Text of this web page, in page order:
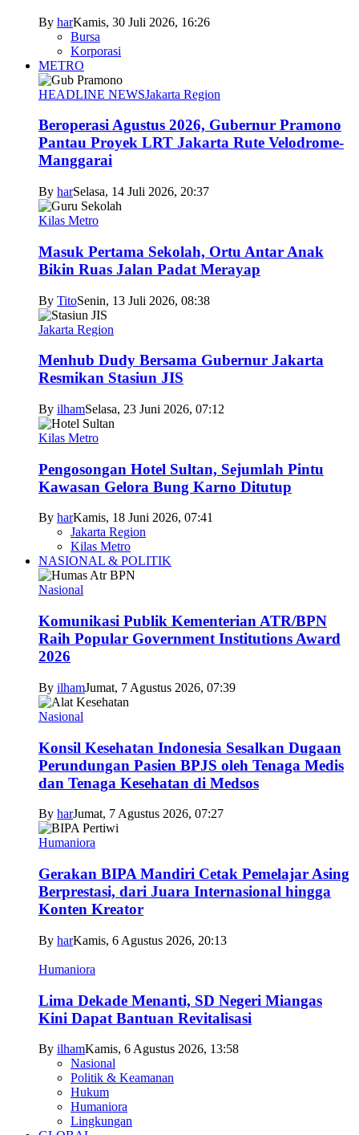
By harKamis, 30 Juli 2026, 16:26
Bursa
Korporasi
METRO
HEADLINE NEWSJakarta Region
Beroperasi Agustus 2026, Gubernur Pramono
Pantau Proyek LRT Jakarta Rute Velodrome-
Manggarai
By harSelasa, 14 Juli 2026, 20:37
Kilas Metro
Masuk Pertama Sekolah, Ortu Antar Anak
Bikin Ruas Jalan Padat Merayap
By TitoSenin, 13 Juli 2026, 08:38
Jakarta Region
Menhub Dudy Bersama Gubernur Jakarta
Resmikan Stasiun JIS
By ilhamSelasa, 23 Juni 2026, 07:12
Kilas Metro
Pengosongan Hotel Sultan, Sejumlah Pintu
Kawasan Gelora Bung Karno Ditutup
By harKamis, 18 Juni 2026, 07:41
Jakarta Region
Kilas Metro
NASIONAL & POLITIK
Nasional
Komunikasi Publik Kementerian ATR/BPN
Raih Popular Government Institutions Award
2026
By ilhamJumat, 7 Agustus 2026, 07:39
Nasional
Konsil Kesehatan Indonesia Sesalkan Dugaan
Perundungan Pasien BPJS oleh Tenaga Medis
dan Tenaga Kesehatan di Medsos
By harJumat, 7 Agustus 2026, 07:27
Humaniora
Gerakan BIPA Mandiri Cetak Pemelajar Asing
Berprestasi, dari Juara Internasional hingga
Konten Kreator
By harKamis, 6 Agustus 2026, 20:13
Humaniora
Lima Dekade Menanti, SD Negeri Miangas
Kini Dapat Bantuan Revitalisasi
By ilhamKamis, 6 Agustus 2026, 13:58
Nasional
Politik & Keamanan
Hukum
Humaniora
Lingkungan